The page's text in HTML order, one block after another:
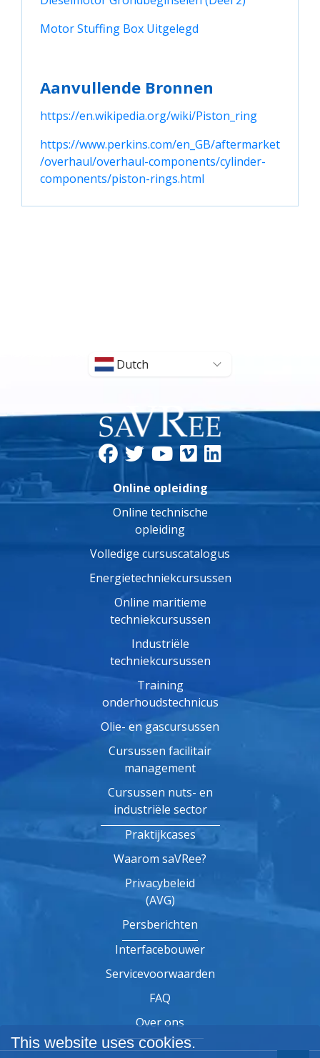
Motor Stuffing Box Uitgelegd
Aanvullende Bronnen
https://en.wikipedia.org/wiki/Piston_ring
https://www.perkins.com/en_GB/aftermarket
/overhaul/overhaul-components/cylinder-
components/piston-rings.html
Dutch
Online opleiding
Online technische
opleiding
Volledige cursuscatalogus
Energietechniekcursussen
Online maritieme
techniekcursussen
Industriële
techniekcursussen
Training
onderhoudstechnicus
Olie- en gascursussen
Cursussen facilitair
management
Cursussen nuts- en
industriële sector
Praktijkcases
Waarom saVRee?
Privacybeleid
(AVG)
Persberichten
Interfacebouwer
Servicevoorwaarden
FAQ
Over ons
This website uses cookies.